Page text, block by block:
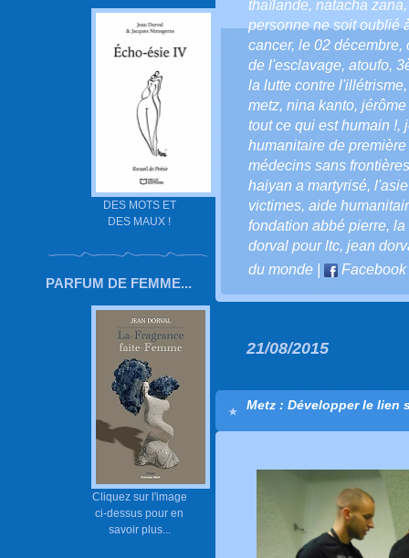
DES MOTS ET
DES MAUX !
PARFUM DE FEMME...
Cliquez sur l'image
ci-dessus pour en
savoir plus...
thaïlande, natacha zana
personne ne soit oublié
cancer, le 02 décembre,
de l'esclavage, atoufo,
la lutte contre l'illétrisme
metz, nina kanto,
tout ce qui est humain !,
humanitaire de
médecins sans frontières
haiyan a martyrisé,
victimes, aide
fondation abbé pierre, la
dorval pour ltc, jean
du monde
Facebook
21/08/2015
Metz : Développer le lien